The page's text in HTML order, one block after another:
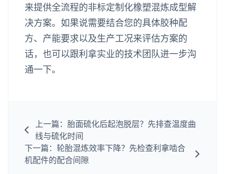
来提供全流程的非标定制化橡塑混炼成型解
决方案。如果说需要结合您的具体胶种配
方、产能要求以及生产工况来评估方案的
话，也可以跟利拿实业的技术团队进一步沟
通一下。
上一篇：胎面硫化后起泡脱层？先排查温度曲
线与硫化时间
下一篇：轮胎混炼效率下降？先检查利拿啮合
机配件的配合间隙